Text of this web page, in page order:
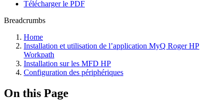
Télécharger le PDF
Breadcrumbs
Home
Installation et utilisation de l’application MyQ Roger HP
Workpath
Installation sur les MFD HP
Configuration des périphériques
On this Page